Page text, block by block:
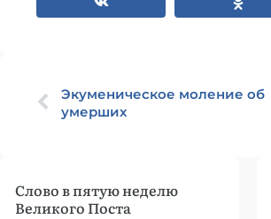
Экуменическое моление об
умерших
Слово в пятую неделю
Великого Поста